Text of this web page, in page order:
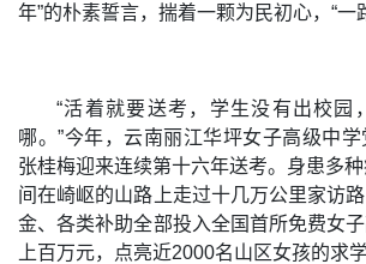
年”的朴素誓言，揣着一颗为民初心，“一
“活着就要送考，学生没有出校园
哪。”今年，云南丽江华坪女子高级中
张桂梅迎来连续第十六年送考。身患多
间在崎岖的山路上走过十几万公里家访
金、各类补助全部投入全国首所免费女
上百万元，点亮近2000名山区女孩的求学